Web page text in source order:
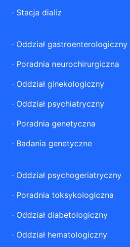
· Stacja dializ
· Oddział gastroenterologiczny
· Poradnia neurochirurgiczna
· Oddział ginekologiczny
· Oddział psychiatryczny
· Poradnia genetyczna
· Badania genetyczne
· Oddział psychogeriatryczny
· Poradnia toksykologiczna
· Oddział diabetologiczny
· Oddział hematologiczny